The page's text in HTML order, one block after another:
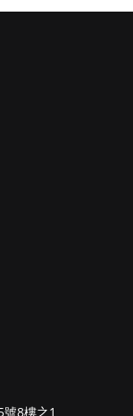
8樓之1